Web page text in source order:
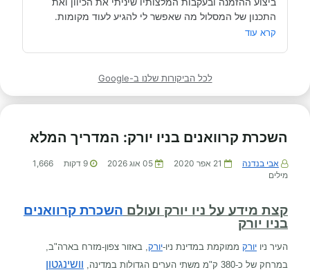
קרא עוד
לכל הביקורות שלנו ב-Google
השכרת קרוואנים בניו יורק: המדריך המלא
אבי בנדנה 21 אפר 2020 05 אוג 2026 9 דקות
1,666
מילים
קצת מידע על ניו יורק ועולם השכרת קרוואנים
בניו יורק
העיר ניו יורק ממוקמת במדינת ניו-יורק, באזור צפון-מזרח בארה"ב,
במרחק של כ-380 ק"מ משתי הערים הגדולות במדינה,
וושינגטון